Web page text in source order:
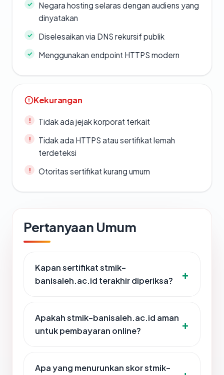
Negara hosting selaras dengan audiens yang
dinyatakan
Diselesaikan via DNS rekursif publik
Menggunakan endpoint HTTPS modern
Kekurangan
Tidak ada jejak korporat terkait
Tidak ada HTTPS atau sertifikat lemah
terdeteksi
Otoritas sertifikat kurang umum
Pertanyaan Umum
Kapan sertifikat stmik-
banisaleh.ac.id terakhir diperiksa?
Apakah stmik-banisaleh.ac.id aman
untuk pembayaran online?
Apa yang menurunkan skor stmik-